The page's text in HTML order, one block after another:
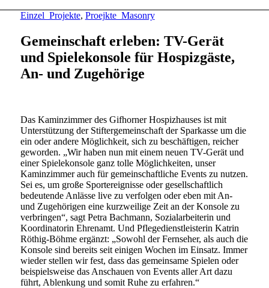
Einzel_Projekte, Proejkte_Masonry
Gemeinschaft erleben: TV-Gerät
und Spielekonsole für Hospizgäste,
An- und Zugehörige
Das Kaminzimmer des Gifhorner Hospizhauses ist mit
Unterstützung der Stiftergemeinschaft der Sparkasse um die
ein oder andere Möglichkeit, sich zu beschäftigen, reicher
geworden. „Wir haben nun mit einem neuen TV-Gerät und
einer Spielekonsole ganz tolle Möglichkeiten, unser
Kaminzimmer auch für gemeinschaftliche Events zu nutzen.
Sei es, um große Sportereignisse oder gesellschaftlich
bedeutende Anlässe live zu verfolgen oder eben mit An-
und Zugehörigen eine kurzweilige Zeit an der Konsole zu
verbringen“, sagt Petra Bachmann, Sozialarbeiterin und
Koordinatorin Ehrenamt. Und Pflegedienstleisterin Katrin
Röthig-Böhme ergänzt: „Sowohl der Fernseher, als auch die
Konsole sind bereits seit einigen Wochen im Einsatz. Immer
wieder stellen wir fest, dass das gemeinsame Spielen oder
beispielsweise das Anschauen von Events aller Art dazu
führt, Ablenkung und somit Ruhe zu erfahren.“